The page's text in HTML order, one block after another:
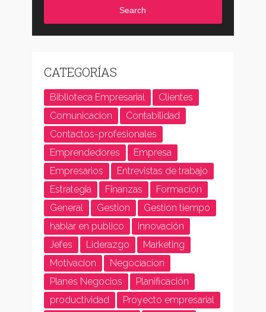
Search
CATEGORÍAS
Biblioteca Empresarial
Clientes
Comunicacion
Contabilidad
Contactos-profesionales
Emprendedores
Empresa
Empresarios
Entrevistas de trabajo
Estrategia
Finanzas
Formación
General
Gestion
Gestion tiempo
hablar en publico
Innovación
Jefes
Liderazgo
Marketing
Motivacion
Negociacion
Planes Negocios
Planificación
productividad
Proyecto empresarial